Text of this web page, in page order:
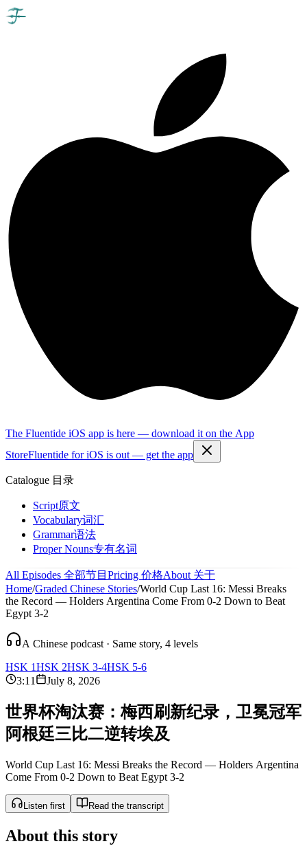
The Fluentide iOS app is here — download it on the App
StoreFluentide for iOS is out — get the app
Catalogue 目录
Script原文
Vocabulary词汇
Grammar语法
Proper Nouns专有名词
All Episodes 全部节目 Pricing 价格About 关于
Home/Graded Chinese Stories/World Cup Last 16: Messi Breaks
the Record — Holders Argentina Come From 0-2 Down to Beat
Egypt 3-2
A Chinese podcast · Same story, 4 levels
HSK 1HSK 2HSK 3-4HSK 5-6
3:11
July 8, 2026
世界杯淘汰赛：梅西刷新纪录 ， 卫冕冠军
阿根廷三比二逆转埃及
World Cup Last 16: Messi Breaks the Record — Holders Argentina
Come From 0-2 Down to Beat Egypt 3-2
Listen first Read the transcript
About this story